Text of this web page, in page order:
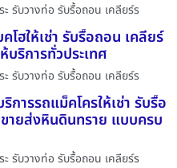
ะ รับวางท่อ รับรื้อถอน เคลียร์ร
ฮให้เช่า รับรื้อถอน เคลียร์
ริการทั่วประเทศ
ะ รับวางท่อ รับรื้อถอน เคลียร์ร
ารรถแม็คโครให้เช่า รับรื้อ
ยส่งหินดินทราย แบบครบ
ะ รับวางท่อ รับรื้อถอน เคลียร์ร